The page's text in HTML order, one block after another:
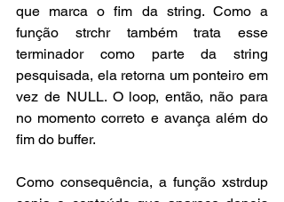
que marca o fim da string. Como a
função strchr também trata esse
terminador como parte da string
pesquisada, ela retorna um ponteiro em
vez de NULL. O loop, então, não para
no momento correto e avança além do
fim do buffer.
Como consequência, a função xstrdup